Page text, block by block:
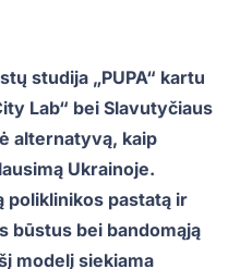
studija „PUPA“ kartu
Lab“ bei Slavutyčiaus
alternatyvą, kaip
Ukrainoje.
poliklinikos pastatą ir
būstus bei bandomąją
modelį siekiama